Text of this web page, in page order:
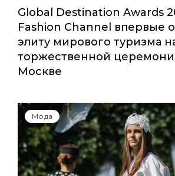
Global Destination Awards
Fashion Channel впервые
элиту мирового туризма
торжественной
Москве
Мода